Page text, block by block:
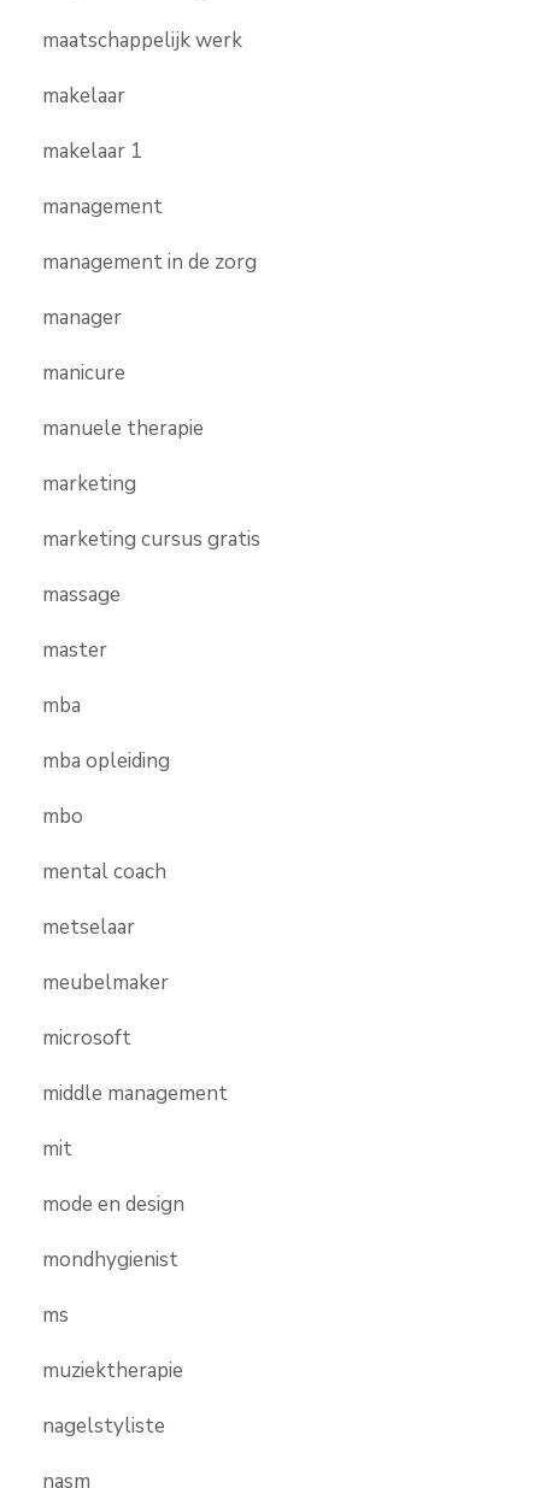
maatschappelijk werk
makelaar
makelaar 1
management
management in de zorg
manager
manicure
manuele therapie
marketing
marketing cursus gratis
massage
master
mba
mba opleiding
mbo
mental coach
metselaar
meubelmaker
microsoft
middle management
mit
mode en design
mondhygienist
ms
muziektherapie
nagelstyliste
nasm